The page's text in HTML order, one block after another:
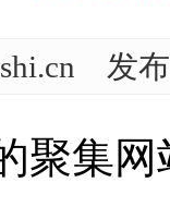
发
集网